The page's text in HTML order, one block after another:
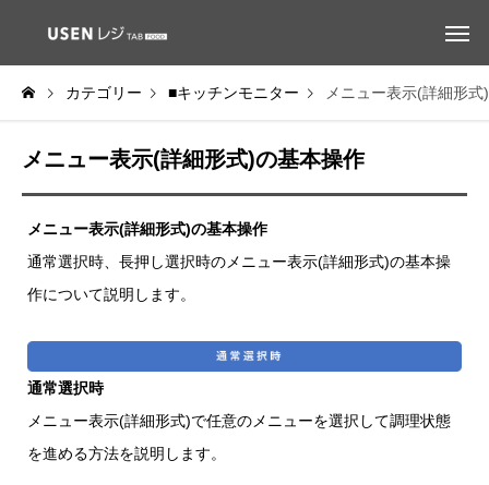
カテゴリー ■キッチンモニター メニュー表示(詳細形
メニュー表示(詳細形式)の基本操作
メニュー表示(詳細形式)の基本操作
通常選択時、長押し選択時のメニュー表示(詳細形式)の基本操
作について説明します。
通常選択時
メニュー表示(詳細形式)で任意のメニューを選択して調理状態
を進める方法を説明します。